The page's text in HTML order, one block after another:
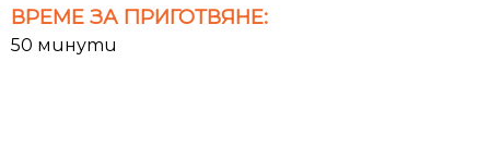
ВРЕМЕ ЗА ПРИГОТВЯНЕ:
50 минути